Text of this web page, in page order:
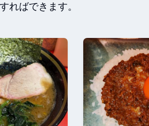
ればできます。